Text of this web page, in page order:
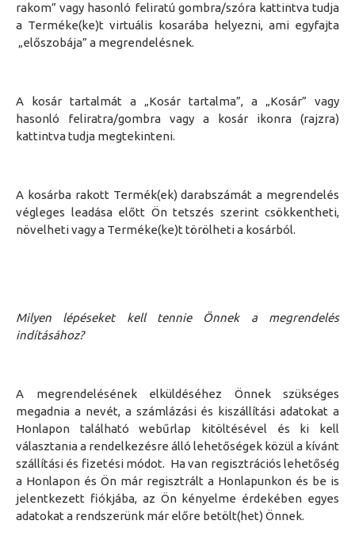
rakom” vagy hasonló feliratúgombra/szórakattintva tudja
a Terméke(ke)t virtuális kosarába helyezni, ami egyfajta
„előszobája” a megrendelésnek.
A kosár tartalmát a „Kosár tartalma”, a „Kosár” vagy
hasonló feliratra/gombra vagy a kosár ikonra (rajzra)
kattintva tudja megtekinteni.
A kosárba rakott Termék(ek) darabszámát a megrendelés
végleges leadása előtt Ön tetszés szerint csökkentheti,
növelheti vagy a Terméke(ke)t törölheti a kosárból.
Milyen lépéseket kell tennie Önnek a megrendelés
indításához?
A megrendelésének elküldéséhez Önnekszükséges
megadnia a nevét, a számlázási és kiszállításiadatokat a
Honlapon található webűrlap kitöltésével és ki kell
választania a rendelkezésre álló lehetőségek közül a kívánt
szállítási és fizetési módot. Ha van regisztrációs lehetőség
a Honlapon és Ön már regisztrált a Honlapunkon és be is
jelentkezett fiókjába, az Ön kényelme érdekében egyes
adatokat a rendszerünk már előre betölt(het) Önnek.